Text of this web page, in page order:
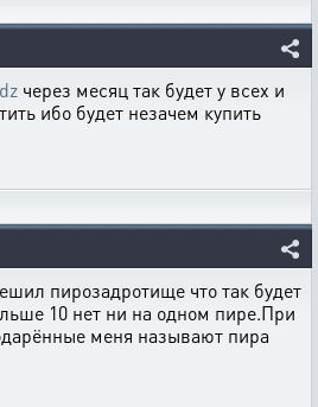
через месяц так будет у всех и
ибо будет незачем купить
пирозадротище что так будет
10 нет ни на одном пире.При
меня называют пира